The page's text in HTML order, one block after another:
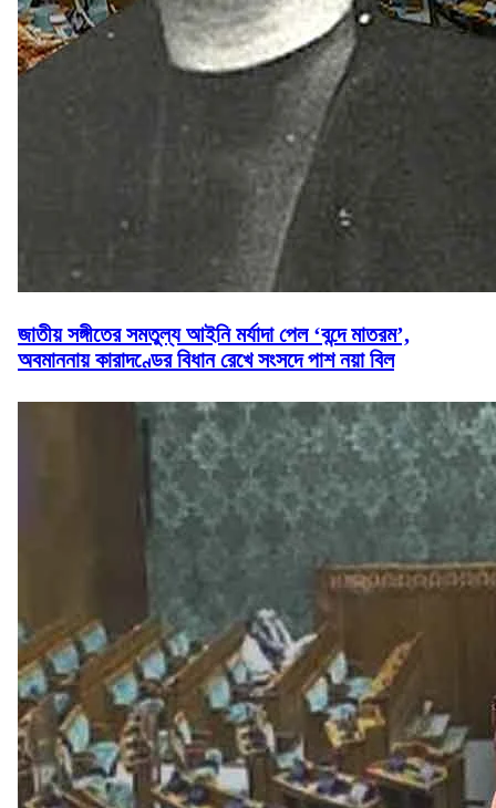
জাতীয় সঙ্গীতের সমতুল্য আইনি মর্যাদা পেল ‘বন্দে মাতরম’,
অবমাননায় কারাদণ্ডের বিধান রেখে সংসদে পাশ নয়া বিল